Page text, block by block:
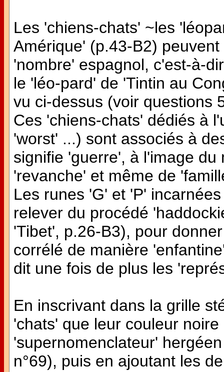
Les 'chiens-chats' ~les
Amérique' (p.43-B2)
'nombre' espagnol, c'est-à-
le 'léo-pard' de 'Tintin au
vu ci-dessus (voir questions
Ces 'chiens-chats' dédiés à
'worst' ...) sont associés à
signifie 'guerre', à l'image
'revanche' et même de
Les runes 'G' et 'P'
relever du procédé
'Tibet', p.26-B3), pour
corrélé de manière
dit une fois de plus les
En inscrivant dans la grille
'chats' que leur couleur
'supernomenclateur'
n°69), puis en ajoutant les